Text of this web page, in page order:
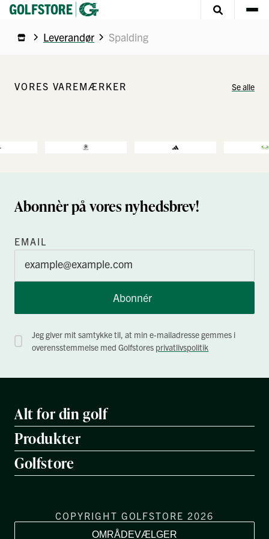
Leverandør Spalding
VORES VAREMÆRKER Se alle
Abonnèr på vores nyhedsbrev!
EMAIL
Abonnér
Jeg giver mit samtykke til, at min e-mailadresse gemmes i
overensstemmelse med Golfstores privatlivspolitik
Alt for din golf
Produkter
Golfstore
COPYRIGHT GOLFSTORE 2026
OMRÅDEVÆLGER